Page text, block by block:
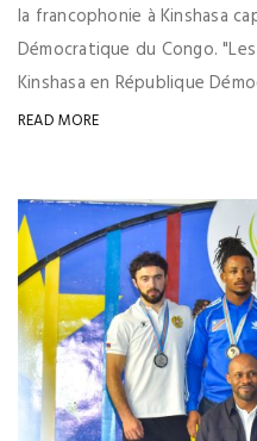
la francophonie à Kinshasa
Démocratique du Congo.
Kinshasa en République
READ MORE